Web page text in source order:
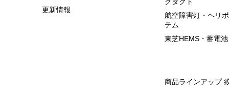
更新情報
グダクト
航空障害灯・ヘリ
テム
東芝HEMS・蓄電池
商品ラインアップ